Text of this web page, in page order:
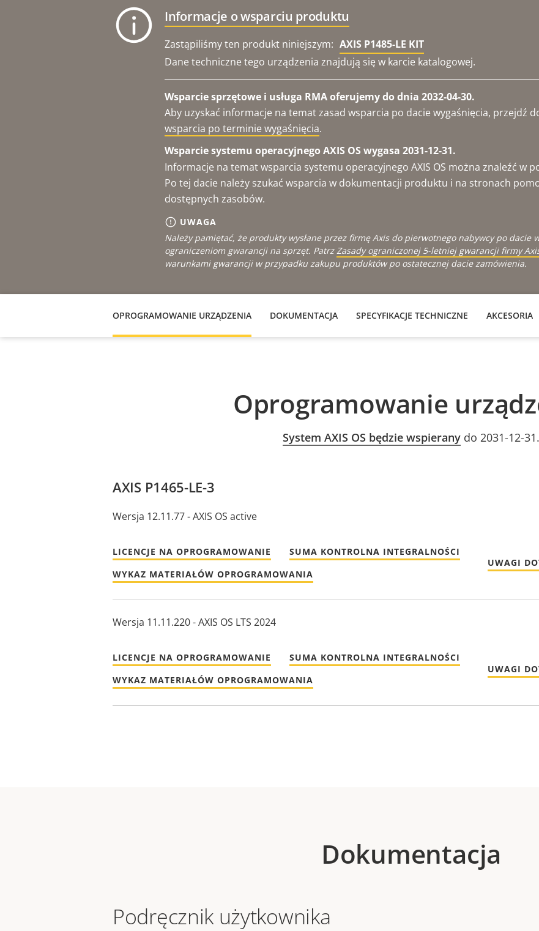
Informacje o wsparciu produktu
Zastąpiliśmy ten produkt niniejszym: AXIS P1485-LE KIT
Dane techniczne tego urządzenia znajdują się w karcie katalogowej.
Wsparcie sprzętowe i usługa RMA oferujemy do dnia 2032-04-30.
Aby uzyskać informacje na temat zasad wsparcia po dacie wygaśnięcia, przejdź
wsparcia po terminie wygaśnięcia.
Wsparcie systemu operacyjnego AXIS OS wygasa 2031-12-31.
Informacje na temat wsparcia systemu operacyjnego AXIS OS można znaleźć w
Po tej dacie należy szukać wsparcia w dokumentacji produktu i na stronach
dostępnych zasobów.
UWAGA
Należy pamiętać, że produkty wysłane przez firmę Axis do pierwotnego nabywcy po dacie
ograniczeniom gwarancji na sprzęt. PatrzZasady ograniczonej 5-letniej gwarancji firmy
warunkami gwarancji w przypadku zakupu produktów po ostatecznej dacie zamówienia.
OPROGRAMOWANIE URZĄDZENIA DOKUMENTACJA SPECYFIKACJE TECHNICZNE AKCESORIA
Oprogramowanie
System AXIS OS będzie wspieranydo 2031-12-31.
AXIS P1465-LE-3
Wersja 12.11.77 - AXIS OS active
LICENCJE NA OPROGRAMOWANIE
SUMA KONTROLNA INTEGRALNOŚCI
WYKAZ MATERIAŁÓW OPROGRAMOWANIA
UWAGI
Wersja 11.11.220 - AXIS OS LTS 2024
LICENCJE NA OPROGRAMOWANIE
SUMA KONTROLNA INTEGRALNOŚCI
WYKAZ MATERIAŁÓW OPROGRAMOWANIA
UWAGI
Dokumentacja
Podręcznik użytkownika